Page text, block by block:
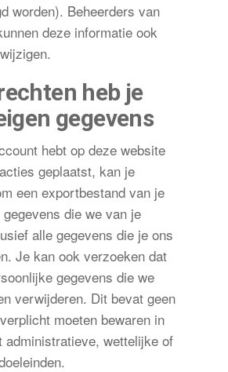
worden). Beheerders van
deze informatie ook
heb je
gegevens
hebt op deze website
geplaatst, kan je
een exportbestand van je
die we van je
alle gegevens die je ons
Je kan ook verzoeken dat
gegevens die we
verwijderen. Dit bevat geen
moeten bewaren in
administratieve, wettelijke of